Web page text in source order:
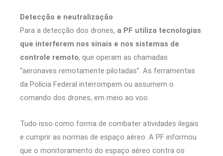
Detecção e neutralização
Para a detecção dos drones, a PF utiliza tecnologias
que interferem nos sinais e nos sistemas de
controle remoto, que operam as chamadas
“aeronaves remotamente pilotadas”. As ferramentas
da Polícia Federal interrompem ou assumem o
comando dos drones, em meio ao voo.
Tudo isso como forma de combater atividades ilegais
e cumprir as normas de espaço aéreo. A PF informou
que o monitoramento do espaço aéreo contra os